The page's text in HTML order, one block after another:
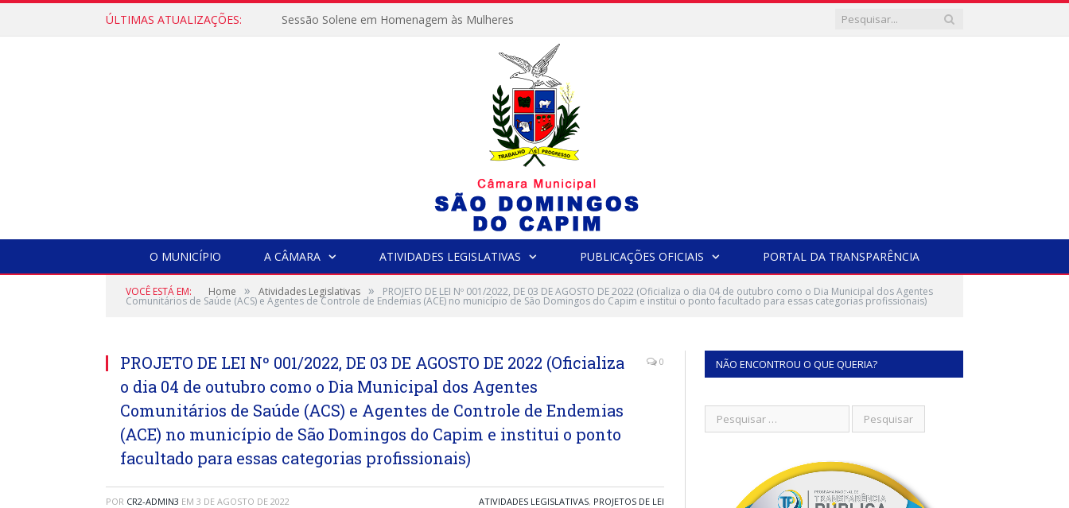
ÚLTIMAS ATUALIZAÇÕES: Sessão Solene em Homenagem às Mulheres
O MUNICÍPIO A CÂMARA ATIVIDADES LEGISLATIVAS PUBLICAÇÕES OFICIAIS PORTAL DA TRANSPARÊNCIA
VOCÊ ESTÁ EM: Home » Atividades Legislativas » PROJETO DE LEI Nº 001/2022, DE 03 DE AGOSTO DE 2022 (Oficializa o dia 04 de outubro como o Dia Municipal dos Agentes
Comunitários de Saúde (ACS) e Agentes de Controle de Endemias (ACE) no município de São Domingos do Capim e institui o ponto facultado para essas categorias profissionais)
PROJETO DE LEI Nº 001/2022, DE 03 DE AGOSTO DE 2022 (Oficializa
o dia 04 de outubro como o Dia Municipal dos Agentes
Comunitários de Saúde (ACS) e Agentes de Controle de Endemias
(ACE) no município de São Domingos do Capim e institui o ponto
facultado para essas categorias profissionais)
0
POR CR2-ADMIN3 EM 3 DE AGOSTO DE 2022 ATIVIDADES LEGISLATIVAS, PROJETOS DE LEI
NÃO ENCONTROU O QUE QUERIA?